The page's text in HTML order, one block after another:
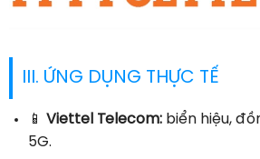
III. ỨNG DỤNG THỰC TẾ
📱 Viettel Telecom:biển hiệu,
5G.